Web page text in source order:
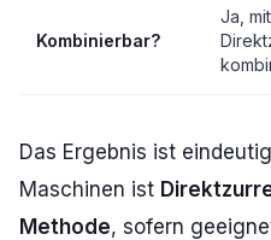
Kombinierbar?
Ja, mit
Das Ergebnis ist
Maschinen ist
Methode, sofern